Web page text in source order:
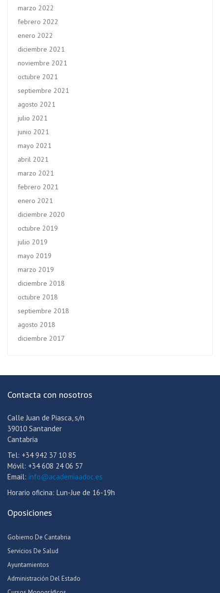
marzo 2022
febrero 2022
enero 2022
diciembre 2021
noviembre 2021
octubre 2021
septiembre 2021
agosto 2021
julio 2021
junio 2021
mayo 2021
abril 2021
marzo 2021
febrero 2021
enero 2021
diciembre 2020
octubre 2019
julio 2019
mayo 2019
marzo 2019
diciembre 2018
octubre 2018
septiembre 2018
agosto 2018
diciembre 2017
Contacta con nosotros
Calle Juan de Piasca, s/n
39010 Santander
Cantabria
Tel: +34 942 37 10 85
Móvil: +34 608 24 06 57
Email: info@academiaadoc.es
Horario oficina: Lun-Jue de 16-19h
Oposiciones
Gobierno De Cantabria
Servicios De Salud
Ayuntamientos
Administración Del Estado